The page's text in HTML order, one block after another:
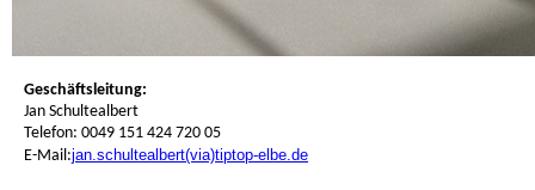
Geschäftsleitung:
Jan Schultealbert
Telefon: 0049 151 424 720 05
E-Mail:jan.schultealbert(via)tiptop-elbe.de